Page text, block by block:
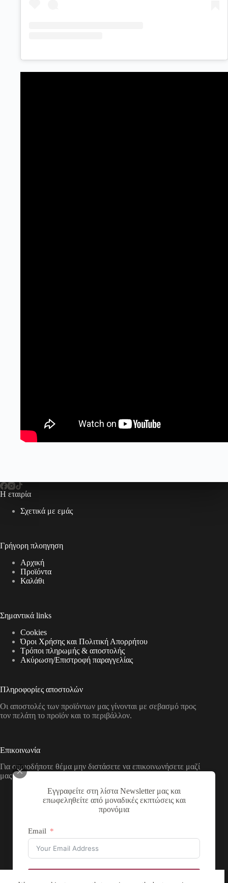
Εγγραφείτε στη λίστα Newsletter μας και
επωφεληθείτε από μοναδικές εκπτώσεις και
προνόμια
Email
Η εταιρία
Σχετικά με εμάς
Γρήγορη πλοηγηση
Αρχική
Προϊόντα
Καλάθι
Σημαντικά links
Cookies
Όροι Χρήσης και Πολιτική Απορρήτου
Τρόποι πληρωμής & αποστολής
Aκύρωση/Επιστροφή παραγγελίας
Πληροφορίες αποστολών
Οι αποστολές των προϊόντων μας γίνονται με σεβασμό προς
τον πελάτη το προϊόν και το περιβάλλον.
Επικοινωνία
Για οποιοδήποτε θέμα μην διστάσετε να επικοινωνήσετε μαζί
μας με τους παρακάτω τρόπους
Διεύθυνση:
Νικολάου Χάσου 19, ΤΚ 53100, Φλώρινα,
Τηλέφωνο:
+30 2385 503290
Email: